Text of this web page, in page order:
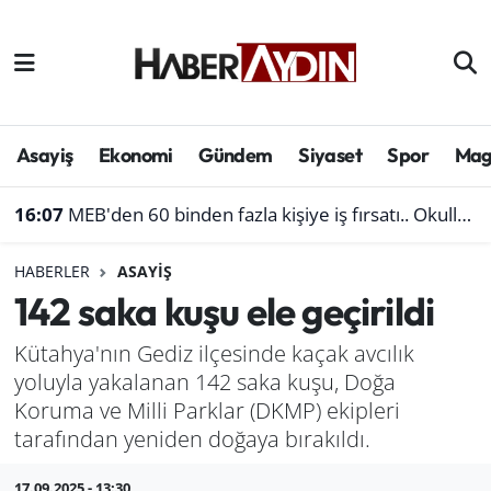
Asayiş Ekonomi Gündem Siyaset Spor
16:07 MEB'den 60 binden fazla kişiye iş fırsatı.. Okullara personel alınacak
HABERLER ASAYIŞ
142 saka kuşu ele geçirildi
Kütahya'nın Gediz ilçesinde kaçak avcılık
yoluyla yakalanan 142 saka kuşu, Doğa
Koruma ve Milli Parklar (DKMP) ekipleri
tarafından yeniden doğaya bırakıldı.
Afyonkarahisar
Çevre
Genel
Haber
Izmir
Aydın Hava Durumu
Süper Lig Puan Durumu ve Fikstür
Son Dakika Haberleri
Haber Arşivi